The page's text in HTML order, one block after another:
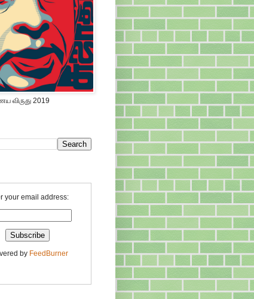
விருது 2019
your email address:
by FeedBurner